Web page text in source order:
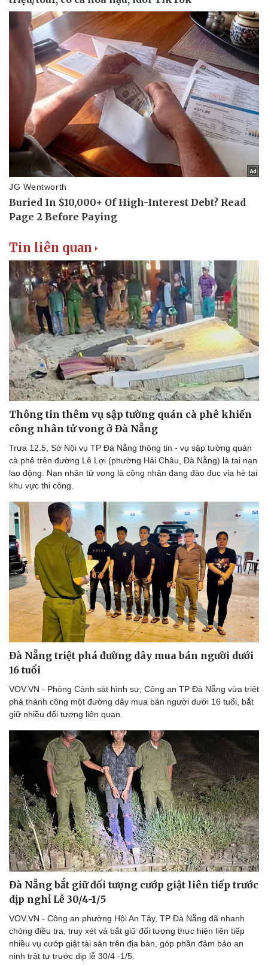
Thể thao
Bóng đá
Lịch thi đấu bóng đá
Thế giới thể thao
eSports
Ô tô - Xe máy
Xe máy
Tin liên quan
Thông tin thêm vụ sập tường quán cà phê khiến
công nhân tử vong ở Đà Nẵng
Trưa 12.5, Sở Nội vụ TP Đà Nẵng thông tin - vụ sập tường quán
cà phê trên đường Lê Lợi (phường Hải Châu, Đà Nẵng) là tai nạn
lao động. Nạn nhân tử vong là công nhân đang đào đục vỉa hè tại
khu vực thi công.
Đà Nẵng triệt phá đường dây mua bán người dưới
16 tuổi
VOV.VN - Phòng Cảnh sát hình sự, Công an TP Đà Nẵng vừa triệt
phá thành công một đường dây mua bán người dưới 16 tuổi, bắt
giữ nhiều đối tượng liên quan.
Đà Nẵng bắt giữ đối tượng cướp giật liên tiếp trước
dịp nghỉ Lễ 30/4-1/5
VOV.VN - Công an phường Hội An Tây, TP Đà Nẵng đã nhanh
chóng điều tra, truy xét và bắt giữ đối tượng thực hiện liên tiếp
nhiều vụ cướp giật tài sản trên địa bàn, góp phần đảm bảo an
ninh trật tự trước dịp lễ 30/4 -1/5.